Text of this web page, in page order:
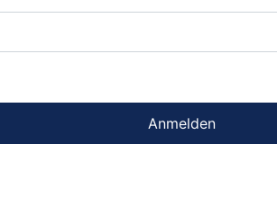
Anmelden